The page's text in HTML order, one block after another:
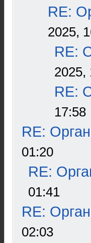
RE:
2025,
RE:
2025,
RE:
17:58
RE:
01:20
RE:
01:41
RE:
02:03